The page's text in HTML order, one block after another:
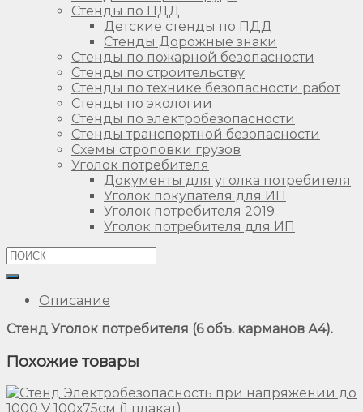
Стенды по ПДД
Детские стенды по ПДД
Стенды Дорожные знаки
Стенды по пожарной безопасности
Стенды по строительству
Стенды по технике безопасности работ
Стенды по экологии
Стенды по электробезопасности
Стенды транспортной безопасности
Схемы строповки грузов
Уголок потребителя
Документы для уголка потребителя
Уголок покупателя для ИП
Уголок потребителя 2019
Уголок потребителя для ИП
Описание
Стенд Уголок потребителя (6 объ. карманов А4).
Похожие товары